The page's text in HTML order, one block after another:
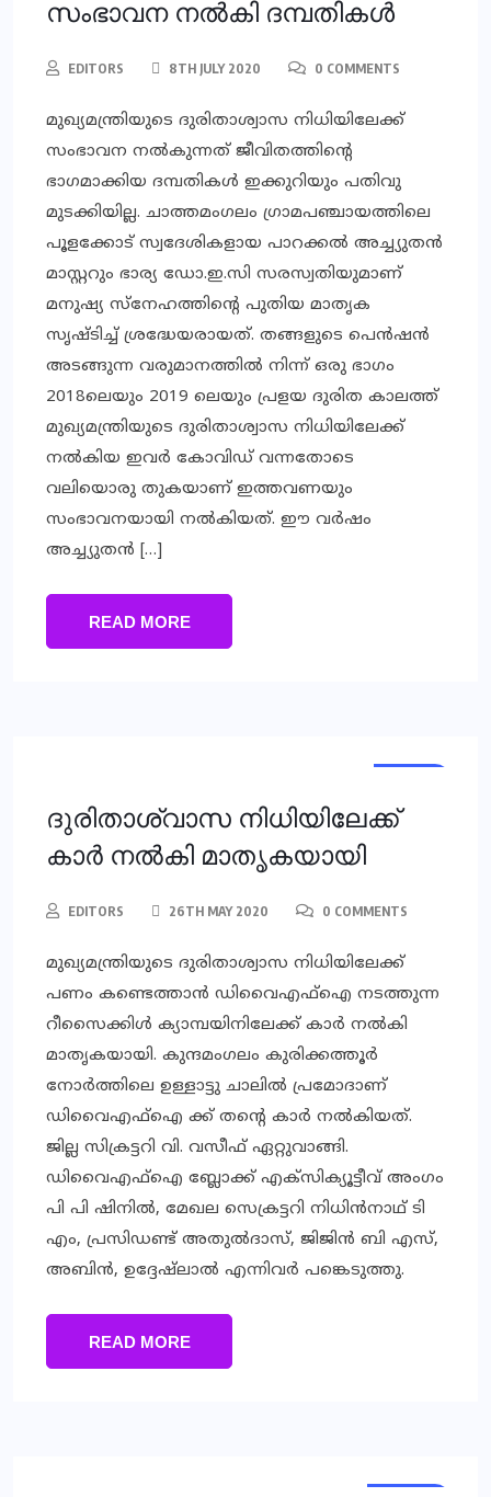
സംഭാവന നല്‍കി ദമ്പതികള്‍
EDITORS 8TH JULY 2020 0 COMMENTS
മുഖ്യമന്ത്രിയുടെ ദുരിതാശ്വാസ നിധിയിലേക്ക്
സംഭാവന നല്‍കുന്നത് ജീവിതത്തിന്റെ
ഭാഗമാക്കിയ ദമ്പതികള്‍ ഇക്കുറിയും പതിവു
മുടക്കിയില്ല. ചാത്തമംഗലം ഗ്രാമപഞ്ചായത്തിലെ
പൂളക്കോട് സ്വദേശികളായ പാറക്കല്‍ അച്ച്യുതന്‍
മാസ്റ്ററും ഭാര്യ ഡോ.ഇ.സി സരസ്വതിയുമാണ്
മനുഷ്യ സ്‌നേഹത്തിന്റെ പുതിയ മാതൃക
സൃഷ്ടിച്ച് ശ്രദ്ധേയരായത്. തങ്ങളുടെ പെന്‍ഷന്‍
അടങ്ങുന്ന വരുമാനത്തില്‍ നിന്ന് ഒരു ഭാഗം
2018ലെയും 2019 ലെയും പ്രളയ ദുരിത കാലത്ത്
മുഖ്യമന്ത്രിയുടെ ദുരിതാശ്വാസ നിധിയിലേക്ക്
നല്‍കിയ ഇവര്‍ കോവിഡ് വന്നതോടെ
വലിയൊരു തുകയാണ് ഇത്തവണയും
സംഭാവനയായി നല്‍കിയത്. ഈ വര്‍ഷം
അച്ച്യുതന്‍ […]
READ MORE
ദുരിതാശ്വാസ നിധിയിലേക്ക്
കാര്‍ നല്‍കി മാതൃകയായി
EDITORS 26TH MAY 2020 0 COMMENTS
മുഖ്യമന്ത്രിയുടെ ദുരിതാശ്വാസ നിധിയിലേക്ക്
പണം കണ്ടെത്താന്‍ ഡിവൈഎഫ്‌ഐ നടത്തുന്ന
റീസൈക്കിള്‍ ക്യാമ്പയിനിലേക്ക് കാര്‍ നല്‍കി
മാതൃകയായി. കുന്ദമംഗലം കുരിക്കത്തൂര്‍
നോര്‍ത്തിലെ ഉള്ളാട്ടു ചാലില്‍ പ്രമോദാണ്
ഡിവൈഎഫ്‌ഐ ക്ക് തന്റെ കാര്‍ നല്‍കിയത്.
ജില്ല സിക്രട്ടറി വി. വസീഫ് ഏറ്റുവാങ്ങി.
ഡിവൈഎഫ്‌ഐ ബ്ലോക്ക് എക്‌സിക്യൂട്ടീവ് അംഗം
പി പി ഷിനില്‍, മേഖല സെക്രട്ടറി നിധിന്‍നാഥ് ടി
എം, പ്രസിഡണ്ട് അതുല്‍ദാസ്, ജിജിന്‍ ബി എസ്,
അബിന്‍, ഉദ്ദേഷ്‌ലാല്‍ എന്നിവര്‍ പങ്കെടുത്തു.
READ MORE